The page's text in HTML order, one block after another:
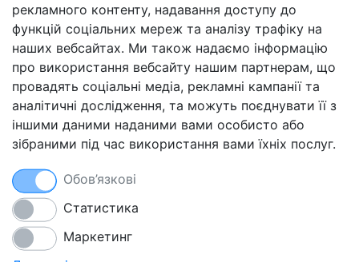
Реселлерський хостинг
Партнерська програма
Блог
FAQ
Порадники
Захист сайту від злому
Щоденне резервне копіювання
Безкоштовні SSL-сертифікати
Smarthost Datacenter безпосередньо підключений до мереж:
рекламного контенту, надавання доступу до
функцій соціальних мереж та аналізу трафіку на
наших вебсайтах. Ми також надаємо інформацію
про використання вебсайту нашим партнерам, що
провадять соціальні медіа, рекламні кампанії та
аналітичні дослідження, та можуть поєднувати її з
іншими даними наданими вами особисто або
зібраними під час використання вами їхніх послуг.
Обов’язкові
Статистика
Маркетинг